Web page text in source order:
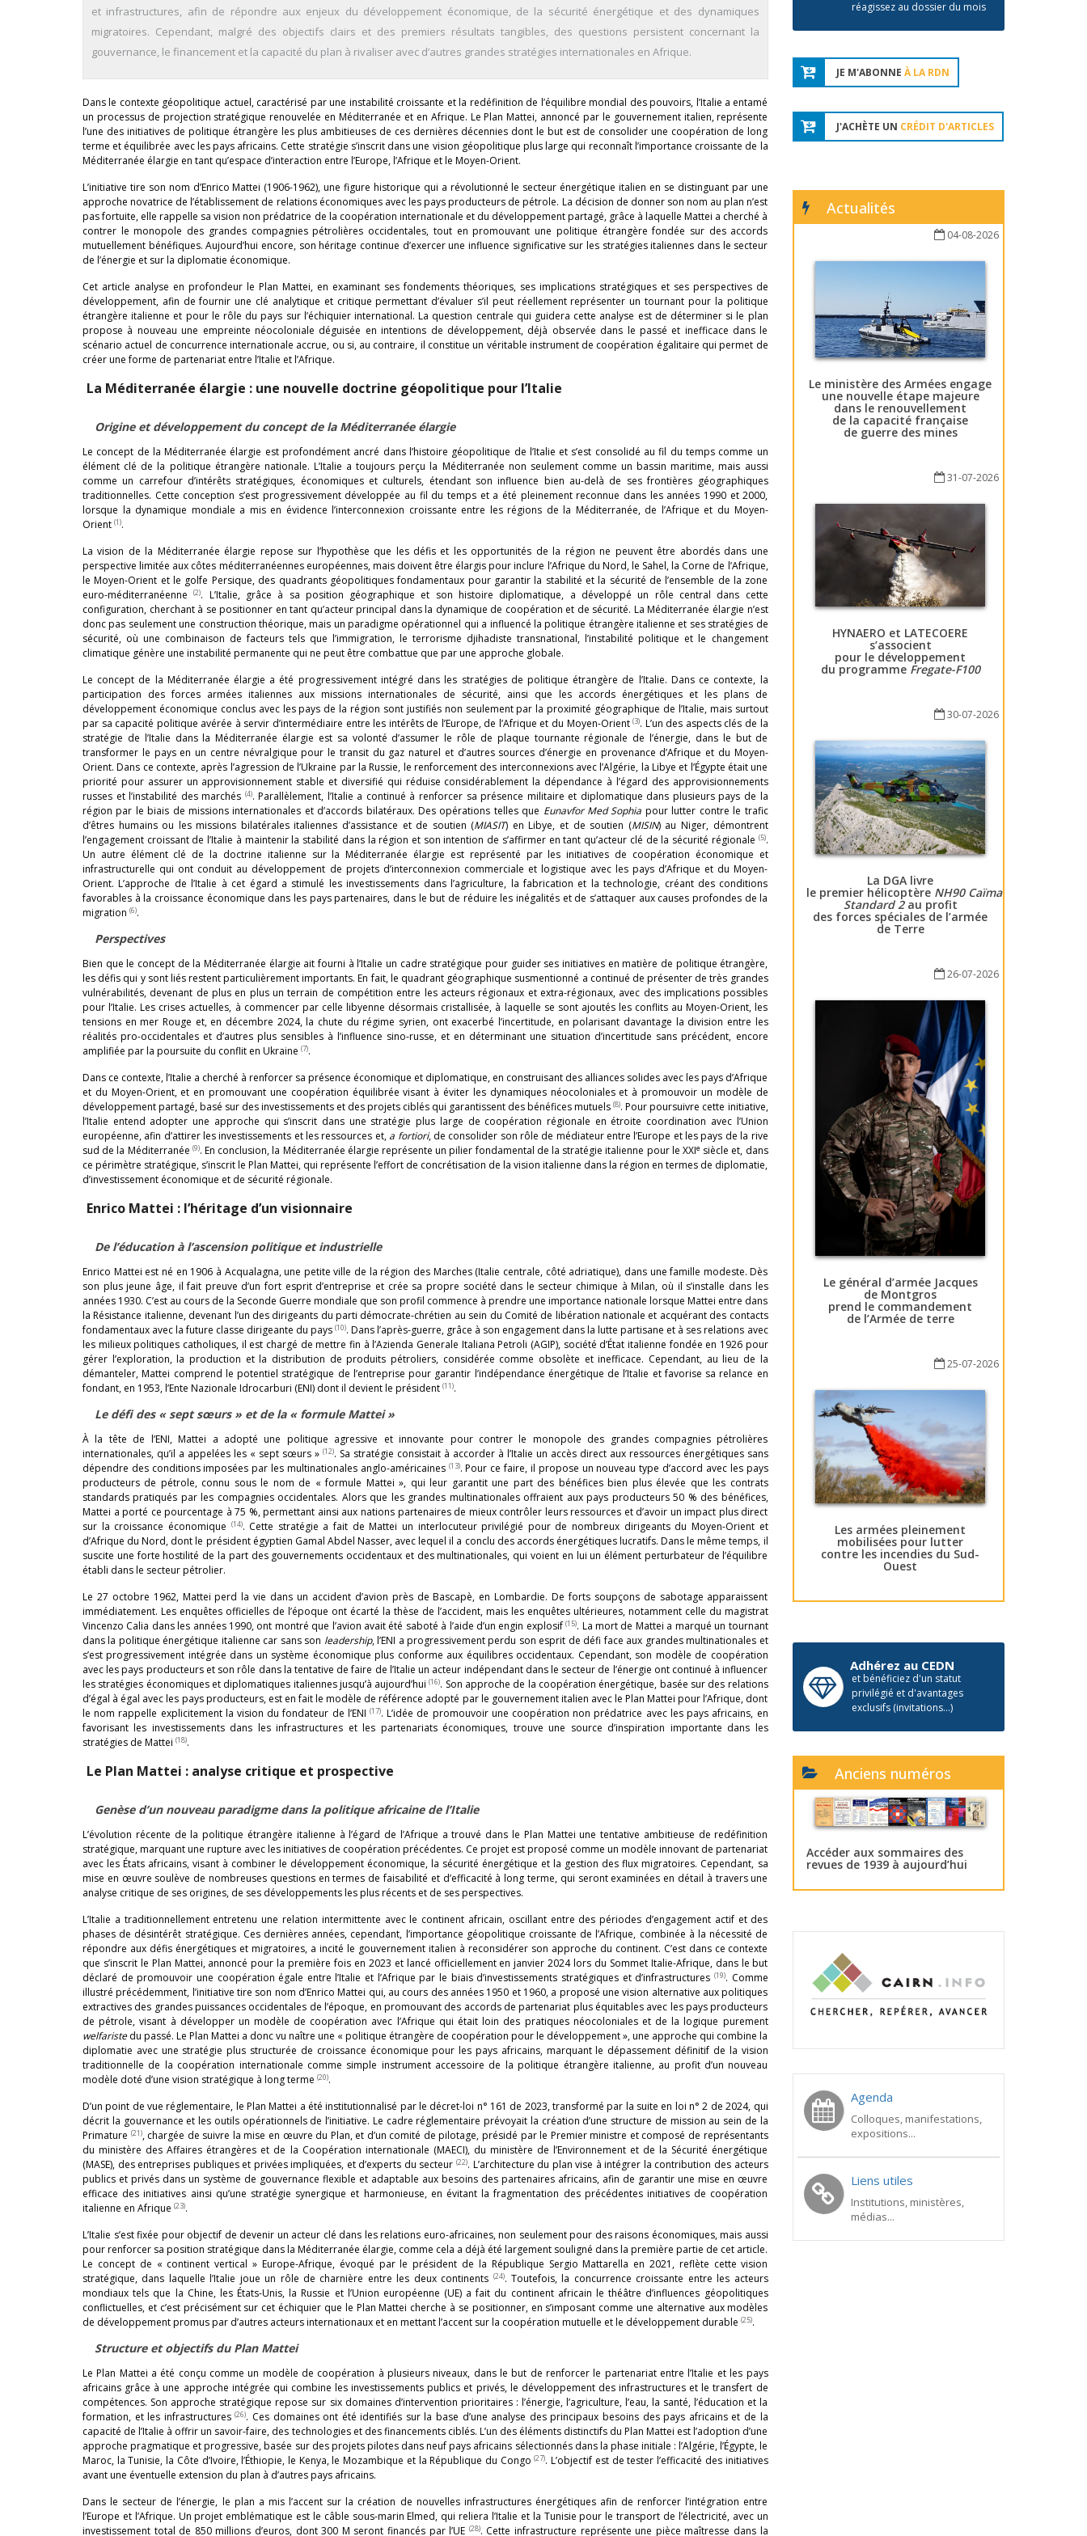
et infrastructures, afin de répondre aux enjeux du développement économique, de la sécurité énergétique et des dynamiques
migratoires. Cependant, malgré des objectifs clairs et des premiers résultats tangibles, des questions persistent concernant la
gouvernance, le financement et la capacité du plan à rivaliser avec d’autres grandes stratégies internationales en Afrique.
Dans le contexte géopolitique actuel, caractérisé par une instabilité croissante et la redéfinition de l’équilibre mondial des pouvoirs, l’Italie a entamé
un processus de projection stratégique renouvelée en Méditerranée et en Afrique. Le Plan Mattei, annoncé par le gouvernement italien, représente
l’une des initiatives de politique étrangère les plus ambitieuses de ces dernières décennies dont le but est de consolider une coopération de long
terme et équilibrée avec les pays africains. Cette stratégie s’inscrit dans une vision géopolitique plus large qui reconnaît l’importance croissante de la
Méditerranée élargie en tant qu’espace d’interaction entre l’Europe, l’Afrique et le Moyen-Orient.
L’initiative tire son nom d’Enrico Mattei (1906-1962), une figure historique qui a révolutionné le secteur énergétique italien en se distinguant par une
approche novatrice de l’établissement de relations économiques avec les pays producteurs de pétrole. La décision de donner son nom au plan n’est
pas fortuite, elle rappelle sa vision non prédatrice de la coopération internationale et du développement partagé, grâce à laquelle Mattei a cherché à
contrer le monopole des grandes compagnies pétrolières occidentales, tout en promouvant une politique étrangère fondée sur des accords
mutuellement bénéfiques. Aujourd’hui encore, son héritage continue d’exercer une influence significative sur les stratégies italiennes dans le secteur
de l’énergie et sur la diplomatie économique.
Cet article analyse en profondeur le Plan Mattei, en examinant ses fondements théoriques, ses implications stratégiques et ses perspectives de
développement, afin de fournir une clé analytique et critique permettant d’évaluer s’il peut réellement représenter un tournant pour la politique
étrangère italienne et pour le rôle du pays sur l’échiquier international. La question centrale qui guidera cette analyse est de déterminer si le plan
propose à nouveau une empreinte néocoloniale déguisée en intentions de développement, déjà observée dans le passé et inefficace dans le
scénario actuel de concurrence internationale accrue, ou si, au contraire, il constitue un véritable instrument de coopération égalitaire qui permet de
créer une forme de partenariat entre l’Italie et l’Afrique.
La Méditerranée élargie : une nouvelle doctrine géopolitique pour l’Italie
Origine et développement du concept de la Méditerranée élargie
Le concept de la Méditerranée élargie est profondément ancré dans l’histoire géopolitique de l’Italie et s’est consolidé au fil du temps comme un
élément clé de la politique étrangère nationale. L’Italie a toujours perçu la Méditerranée non seulement comme un bassin maritime, mais aussi
comme un carrefour d’intérêts stratégiques, économiques et culturels, étendant son influence bien au-delà de ses frontières géographiques
traditionnelles. Cette conception s’est progressivement développée au fil du temps et a été pleinement reconnue dans les années 1990 et 2000,
lorsque la dynamique mondiale a mis en évidence l’interconnexion croissante entre les régions de la Méditerranée, de l’Afrique et du Moyen-
Orient (1).
La vision de la Méditerranée élargie repose sur l’hypothèse que les défis et les opportunités de la région ne peuvent être abordés dans une
perspective limitée aux côtes méditerranéennes européennes, mais doivent être élargis pour inclure l’Afrique du Nord, le Sahel, la Corne de l’Afrique,
le Moyen-Orient et le golfe Persique, des quadrants géopolitiques fondamentaux pour garantir la stabilité et la sécurité de l’ensemble de la zone
euro-méditerranéenne(2). L’Italie, grâce à sa position géographique et son histoire diplomatique, a développé un rôle central dans cette
configuration, cherchant à se positionner en tant qu’acteur principal dans la dynamique de coopération et de sécurité. La Méditerranée élargie n’est
donc pas seulement une construction théorique, mais un paradigme opérationnel qui a influencé la politique étrangère italienne et ses stratégies de
sécurité, où une combinaison de facteurs tels que l’immigration, le terrorisme djihadiste transnational, l’instabilité politique et le changement
climatique génère une instabilité permanente qui ne peut être combattue que par une approche globale.
Le concept de la Méditerranée élargie a été progressivement intégré dans les stratégies de politique étrangère de l’Italie. Dans ce contexte, la
participation des forces armées italiennes aux missions internationales de sécurité, ainsi que les accords énergétiques et les plans de
développement économique conclus avec les pays de la région sont justifiés non seulement par la proximité géographique de l’Italie, mais surtout
par sa capacité politique avérée à servir d’intermédiaire entre les intérêts de l’Europe, de l’Afrique et du Moyen-Orient(3). L’un des aspects clés de la
stratégie de l’Italie dans la Méditerranée élargie est sa volonté d’assumer le rôle de plaque tournante régionale de l’énergie, dans le but de
transformer le pays en un centre névralgique pour le transit du gaz naturel et d’autres sources d’énergie en provenance d’Afrique et du Moyen-
Orient. Dans ce contexte, après l’agression de l’Ukraine par la Russie, le renforcement des interconnexions avec l’Algérie, la Libye et l’Égypte était une
priorité pour assurer un approvisionnement stable et diversifié qui réduise considérablement la dépendance à l’égard des approvisionnements
russes et l’instabilité des marchés (4). Parallèlement, l’Italie a continué à renforcer sa présence militaire et diplomatique dans plusieurs pays de la
région par le biais de missions internationales et d’accords bilatéraux. Des opérations telles que Eunavfor Med Sophia pour lutter contre le trafic
d’êtres humains ou les missions bilatérales italiennes d’assistance et de soutien (MIASIT) en Libye, et de soutien (MISIN) au Niger, démontrent
l’engagement croissant de l’Italie à maintenir la stabilité dans la région et son intention de s’affirmer en tant qu’acteur clé de la sécurité régionale (5).
Un autre élément clé de la doctrine italienne sur la Méditerranée élargie est représenté par les initiatives de coopération économique et
infrastructurelle qui ont conduit au développement de projets d’interconnexion commerciale et logistique avec les pays d’Afrique et du Moyen-
Orient. L’approche de l’Italie à cet égard a stimulé les investissements dans l’agriculture, la fabrication et la technologie, créant des conditions
favorables à la croissance économique dans les pays partenaires, dans le but de réduire les inégalités et de s’attaquer aux causes profondes de la
migration (6).
Perspectives
Bien que le concept de la Méditerranée élargie ait fourni à l’Italie un cadre stratégique pour guider ses initiatives en matière de politique étrangère,
les défis qui y sont liés restent particulièrement importants. En fait, le quadrant géographique susmentionné a continué de présenter de très grandes
vulnérabilités, devenant de plus en plus un terrain de compétition entre les acteurs régionaux et extra-régionaux, avec des implications possibles
pour l’Italie. Les crises actuelles, à commencer par celle libyenne désormais cristallisée, à laquelle se sont ajoutés les conflits au Moyen-Orient, les
tensions en mer Rouge et, en décembre 2024, la chute du régime syrien, ont exacerbé l’incertitude, en polarisant davantage la division entre les
réalités pro-occidentales et d’autres plus sensibles à l’influence sino-russe, et en déterminant une situation d’incertitude sans précédent, encore
amplifiée par la poursuite du conflit en Ukraine (7).
Dans ce contexte, l’Italie a cherché à renforcer sa présence économique et diplomatique, en construisant des alliances solides avec les pays d’Afrique
et du Moyen-Orient, et en promouvant une coopération équilibrée visant à éviter les dynamiques néocoloniales et à promouvoir un modèle de
développement partagé, basé sur des investissements et des projets ciblés qui garantissent des bénéfices mutuels(8). Pour poursuivre cette initiative,
l’Italie entend adopter une approche qui s’inscrit dans une stratégie plus large de coopération régionale en étroite coordination avec l’Union
européenne, afin d’attirer les investissements et les ressources et, a fortiori, de consolider son rôle de médiateur entre l’Europe et les pays de la rive
sud de la Méditerranée (9). En conclusion, la Méditerranée élargie représente un pilier fondamental de la stratégie italienne pour le XXIesiècle et, dans
ce périmètre stratégique, s’inscrit le Plan Mattei, qui représente l’effort de concrétisation de la vision italienne dans la région en termes de diplomatie,
d’investissement économique et de sécurité régionale.
Enrico Mattei : l’héritage d’un visionnaire
De l’éducation à l’ascension politique et industrielle
Enrico Mattei est né en 1906 à Acqualagna, une petite ville de la région des Marches (Italie centrale, côté adriatique), dans une famille modeste. Dès
son plus jeune âge, il fait preuve d’un fort esprit d’entreprise et crée sa propre société dans le secteur chimique à Milan, où il s’installe dans les
années 1930. C’est au cours de la Seconde Guerre mondiale que son profil commence à prendre une importance nationale lorsque Mattei entre dans
la Résistance italienne, devenant l’un des dirigeants du parti démocrate-chrétien au sein du Comité de libération nationale et acquérant des contacts
fondamentaux avec la future classe dirigeante du pays(10). Dans l’après-guerre, grâce à son engagement dans la lutte partisane et à ses relations avec
les milieux politiques catholiques, il est chargé de mettre fin à l’Azienda Generale Italiana Petroli (AGIP), société d’État italienne fondée en 1926 pour
gérer l’exploration, la production et la distribution de produits pétroliers, considérée comme obsolète et inefficace. Cependant, au lieu de la
démanteler, Mattei comprend le potentiel stratégique de l’entreprise pour garantir l’indépendance énergétique de l’Italie et favorise sa relance en
fondant, en 1953, l’Ente Nazionale Idrocarburi (ENI) dont il devient le président (11).
Le défi des « sept sœurs » et de la « formule Mattei »
À la tête de l’ENI, Mattei a adopté une politique agressive et innovante pour contrer le monopole des grandes compagnies pétrolières
internationales, qu’il a appelées les « sept sœurs » (12). Sa stratégie consistait à accorder à l’Italie un accès direct aux ressources énergétiques sans
dépendre des conditions imposées par les multinationales anglo-américaines (13). Pour ce faire, il propose un nouveau type d’accord avec les pays
producteurs de pétrole, connu sous le nom de « formule Mattei », qui leur garantit une part des bénéfices bien plus élevée que les contrats
standards pratiqués par les compagnies occidentales. Alors que les grandes multinationales offraient aux pays producteurs 50 % des bénéfices,
Mattei a porté ce pourcentage à 75 %, permettant ainsi aux nations partenaires de mieux contrôler leurs ressources et d’avoir un impact plus direct
sur la croissance économique (14). Cette stratégie a fait de Mattei un interlocuteur privilégié pour de nombreux dirigeants du Moyen-Orient et
d’Afrique du Nord, dont le président égyptien Gamal Abdel Nasser, avec lequel il a conclu des accords énergétiques lucratifs. Dans le même temps, il
suscite une forte hostilité de la part des gouvernements occidentaux et des multinationales, qui voient en lui un élément perturbateur de l’équilibre
établi dans le secteur pétrolier.
Le 27 octobre 1962, Mattei perd la vie dans un accident d’avion près de Bascapè, en Lombardie. De forts soupçons de sabotage apparaissent
immédiatement. Les enquêtes officielles de l’époque ont écarté la thèse de l’accident, mais les enquêtes ultérieures, notamment celle du magistrat
Vincenzo Calia dans les années 1990, ont montré que l’avion avait été saboté à l’aide d’un engin explosif(15). La mort de Mattei a marqué un tournant
dans la politique énergétique italienne car sans son leadership, l’ENI a progressivement perdu son esprit de défi face aux grandes multinationales et
s’est progressivement intégrée dans un système économique plus conforme aux équilibres occidentaux. Cependant, son modèle de coopération
avec les pays producteurs et son rôle dans la tentative de faire de l’Italie un acteur indépendant dans le secteur de l’énergie ont continué à influencer
les stratégies économiques et diplomatiques italiennes jusqu’à aujourd’hui(16). Son approche de la coopération énergétique, basée sur des relations
d’égal à égal avec les pays producteurs, est en fait le modèle de référence adopté par le gouvernement italien avec le Plan Mattei pour l’Afrique, dont
le nom rappelle explicitement la vision du fondateur de l’ENI (17). L’idée de promouvoir une coopération non prédatrice avec les pays africains, en
favorisant les investissements dans les infrastructures et les partenariats économiques, trouve une source d’inspiration importante dans les
stratégies de Mattei (18).
Le Plan Mattei : analyse critique et prospective
Genèse d’un nouveau paradigme dans la politique africaine de l’Italie
L’évolution récente de la politique étrangère italienne à l’égard de l’Afrique a trouvé dans le Plan Mattei une tentative ambitieuse de redéfinition
stratégique, marquant une rupture avec les initiatives de coopération précédentes. Ce projet est proposé comme un modèle innovant de partenariat
avec les États africains, visant à combiner le développement économique, la sécurité énergétique et la gestion des flux migratoires. Cependant, sa
mise en œuvre soulève de nombreuses questions en termes de faisabilité et d’efficacité à long terme, qui seront examinées en détail à travers une
analyse critique de ses origines, de ses développements les plus récents et de ses perspectives.
L’Italie a traditionnellement entretenu une relation intermittente avec le continent africain, oscillant entre des périodes d’engagement actif et des
phases de désintérêt stratégique. Ces dernières années, cependant, l’importance géopolitique croissante de l’Afrique, combinée à la nécessité de
répondre aux défis énergétiques et migratoires, a incité le gouvernement italien à reconsidérer son approche du continent. C’est dans ce contexte
que s’inscrit le Plan Mattei, annoncé pour la première fois en 2023 et lancé officiellement en janvier 2024 lors du Sommet Italie-Afrique, dans le but
déclaré de promouvoir une coopération égale entre l’Italie et l’Afrique par le biais d’investissements stratégiques et d’infrastructures (19). Comme
illustré précédemment, l’initiative tire son nom d’Enrico Mattei qui, au cours des années 1950 et 1960, a proposé une vision alternative aux politiques
extractives des grandes puissances occidentales de l’époque, en promouvant des accords de partenariat plus équitables avec les pays producteurs
de pétrole, visant à développer un modèle de coopération avec l’Afrique qui était loin des pratiques néocoloniales et de la logique purement
welfaristedu passé. Le Plan Mattei a donc vu naître une « politique étrangère de coopération pour le développement », une approche qui combine la
diplomatie avec une stratégie plus structurée de croissance économique pour les pays africains, marquant le dépassement définitif de la vision
traditionnelle de la coopération internationale comme simple instrument accessoire de la politique étrangère italienne, au profit d’un nouveau
modèle doté d’une vision stratégique à long terme (20).
D’un point de vue réglementaire, le Plan Mattei a été institutionnalisé par le décret-loi n° 161 de 2023, transformé par la suite en loi n° 2 de 2024, qui
décrit la gouvernance et les outils opérationnels de l’initiative. Le cadre réglementaire prévoyait la création d’une structure de mission au sein de la
Primature (21), chargée de suivre la mise en œuvre du Plan, et d’un comité de pilotage, présidé par le Premier ministre et composé de représentants
du ministère des Affaires étrangères et de la Coopération internationale (MAECI), du ministère de l’Environnement et de la Sécurité énergétique
(MASE), des entreprises publiques et privées impliquées, et d’experts du secteur(22). L’architecture du plan vise à intégrer la contribution des acteurs
publics et privés dans un système de gouvernance flexible et adaptable aux besoins des partenaires africains, afin de garantir une mise en œuvre
efficace des initiatives ainsi qu’une stratégie synergique et harmonieuse, en évitant la fragmentation des précédentes initiatives de coopération
italienne en Afrique (23).
L’Italie s’est fixée pour objectif de devenir un acteur clé dans les relations euro-africaines, non seulement pour des raisons économiques, mais aussi
pour renforcer sa position stratégique dans la Méditerranée élargie, comme cela a déjà été largement souligné dans la première partie de cet article.
Le concept de « continent vertical » Europe-Afrique, évoqué par le président de la République Sergio Mattarella en 2021, reflète cette vision
stratégique, dans laquelle l’Italie joue un rôle de charnière entre les deux continents (24). Toutefois, la concurrence croissante entre les acteurs
mondiaux tels que la Chine, les États-Unis, la Russie et l’Union européenne (UE) a fait du continent africain le théâtre d’influences géopolitiques
conflictuelles, et c’est précisément sur cet échiquier que le Plan Mattei cherche à se positionner, en s’imposant comme une alternative aux modèles
de développement promus par d’autres acteurs internationaux et en mettant l’accent sur la coopération mutuelle et le développement durable (25).
Structure et objectifs du Plan Mattei
Le Plan Mattei a été conçu comme un modèle de coopération à plusieurs niveaux, dans le but de renforcer le partenariat entre l’Italie et les pays
africains grâce à une approche intégrée qui combine les investissements publics et privés, le développement des infrastructures et le transfert de
compétences. Son approche stratégique repose sur six domaines d’intervention prioritaires : l’énergie, l’agriculture, l’eau, la santé, l’éducation et la
formation, et les infrastructures(26). Ces domaines ont été identifiés sur la base d’une analyse des principaux besoins des pays africains et de la
capacité de l’Italie à offrir un savoir-faire, des technologies et des financements ciblés. L’un des éléments distinctifs du Plan Mattei est l’adoption d’une
approche pragmatique et progressive, basée sur des projets pilotes dans neuf pays africains sélectionnés dans la phase initiale : l’Algérie, l’Égypte, le
Maroc, la Tunisie, la Côte d’Ivoire, l’Éthiopie, le Kenya, le Mozambique et la République du Congo(27). L’objectif est de tester l’efficacité des initiatives
avant une éventuelle extension du plan à d’autres pays africains.
Dans le secteur de l’énergie, le plan a mis l’accent sur la création de nouvelles infrastructures énergétiques afin de renforcer l’intégration entre
l’Europe et l’Afrique. Un projet emblématique est le câble sous-marin Elmed, qui reliera l’Italie et la Tunisie pour le transport de l’électricité, avec un
investissement total de 850 millions d’euros, dont 300 M seront financés par l’UE (28). Cette infrastructure représente une pièce maîtresse dans la
réagissez au dossier du mois
JE M'ABONNE À LA RDN
J'ACHÈTE UN CRÉDIT D'ARTICLES
Actualités
04-08-2026
Le ministère des Armées engage
une nouvelle étape majeure
dans le renouvellement
de la capacité française
de guerre des mines
31-07-2026
HYNAERO et LATECOERE
s’associent
pour le développement
du programme Fregate-F100
30-07-2026
La DGA livre
le premier hélicoptère NH90 Caïman
Standard 2au profit
des forces spéciales de l’armée
de Terre
26-07-2026
Le général d’armée Jacques
de Montgros
prend le commandement
de l’Armée de terre
25-07-2026
Les armées pleinement
mobilisées pour lutter
contre les incendies du Sud-
Ouest
Adhérez au CEDN
et bénéficiez d'un statut
privilégié et d'avantages
exclusifs (invitations...)
Anciens numéros
Accéder aux sommaires des
revues de 1939 à aujourd’hui
Agenda
Colloques, manifestations,
expositions...
Liens utiles
Institutions, ministères,
médias...